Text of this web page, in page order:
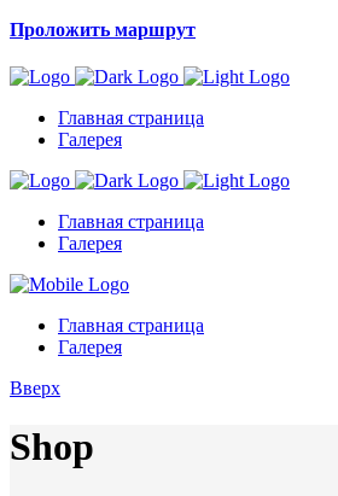
Проложить маршрут
Главная страница
Галерея
Главная страница
Галерея
Главная страница
Галерея
Вверх
Shop